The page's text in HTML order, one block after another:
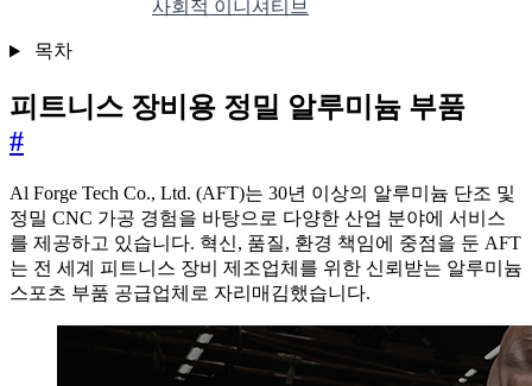
사회적 이니셔티브
목차
피트니스 장비용 정밀 알루미늄 부품
#
Al Forge Tech Co., Ltd. (AFT)는 30년 이상의 알루미늄 단조 및
정밀 CNC 가공 경험을 바탕으로 다양한 산업 분야에 서비스
를 제공하고 있습니다. 혁신, 품질, 환경 책임에 중점을 둔 AFT
는 전 세계 피트니스 장비 제조업체를 위한 신뢰받는 알루미늄
스포츠 부품 공급업체로 자리매김했습니다.